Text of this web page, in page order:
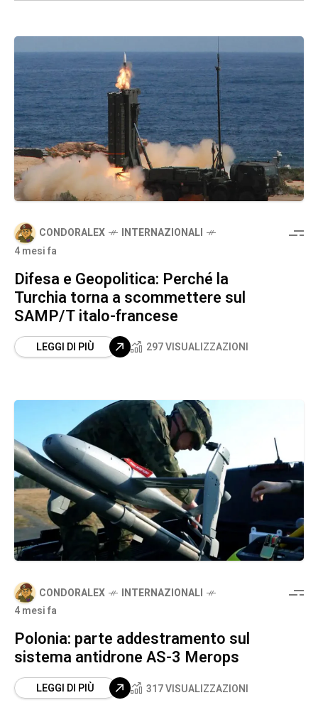
CONDORALEX
INTERNAZIONALI
4 mesi fa
Difesa e Geopolitica: Perché la
Turchia torna a scommettere sul
SAMP/T italo-francese
LEGGI DI PIÙ 297 VISUALIZZAZIONI
CONDORALEX
INTERNAZIONALI
4 mesi fa
Polonia: parte addestramento sul
sistema antidrone AS-3 Merops
LEGGI DI PIÙ 317 VISUALIZZAZIONI